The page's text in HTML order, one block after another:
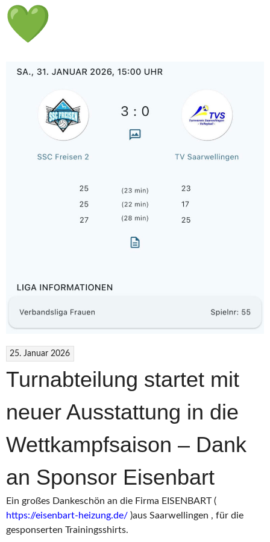
25. Januar 2026
Turnabteilung startet mit
neuer Ausstattung in die
Wettkampfsaison – Dank
an Sponsor Eisenbart
Ein großes Dankeschön an die Firma EISENBART (
https://eisenbart-heizung.de/ )aus Saarwellingen , für die
gesponserten Trainingsshirts.